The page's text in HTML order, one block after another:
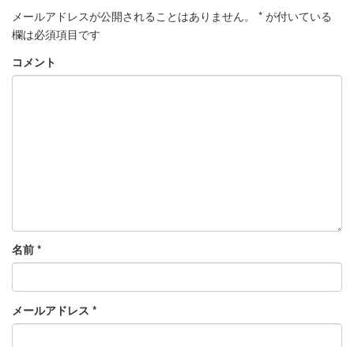
メールアドレスが公開されることはありません。 * が付いている
欄は必須項目です
コメント
名前 *
メールアドレス *